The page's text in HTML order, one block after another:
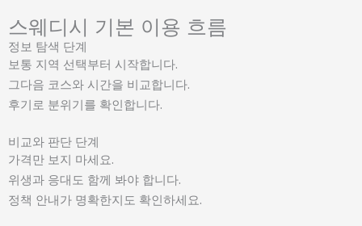
스웨디시 기본 이용 흐름
정보 탐색 단계
보통 지역 선택부터 시작합니다.
그다음 코스와 시간을 비교합니다.
후기로 분위기를 확인합니다.
비교와 판단 단계
가격만 보지 마세요.
위생과 응대도 함께 봐야 합니다.
정책 안내가 명확한지도 확인하세요.